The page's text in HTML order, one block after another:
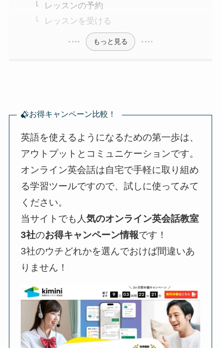
レッスンの予約
レッスンを受ける
もっと見る
お得キャンペーン比較！
英語を使えるようになるための第一歩は、
アウトプットとコミュニケーションです。
オンライン英会話は自宅で手軽に取り組め
る学習ツールですので、試しに使ってみて
ください。
当サイトでも人気のオンライン英会話教室
3社のお得キャンペーン情報です！
3社のウチどれかを選んでおけば間違いあ
りません！